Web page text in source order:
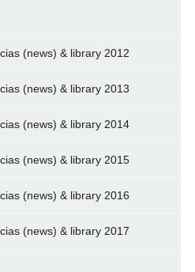
(news) & library 2012
(news) & library 2013
(news) & library 2014
(news) & library 2015
(news) & library 2016
(news) & library 2017